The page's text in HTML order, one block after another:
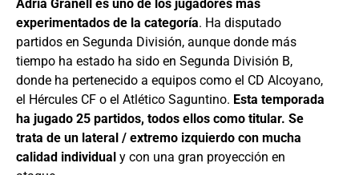
Adrià Granell es uno de los jugadores más
experimentados de la categoría. Ha disputado
partidos en Segunda División, aunque donde más
tiempo ha estado ha sido en Segunda División B,
donde ha pertenecido a equipos como el CD Alcoyano,
el Hércules CF o el Atlético Saguntino. Esta temporada
ha jugado 25 partidos, todos ellos como titular. Se
trata de un lateral / extremo izquierdo con mucha
calidad individual y con una gran proyección en